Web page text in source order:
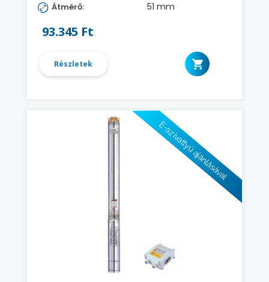
Átmérő: 51 mm
93.345 Ft
Részletek
E-szivattyú ajánlásával